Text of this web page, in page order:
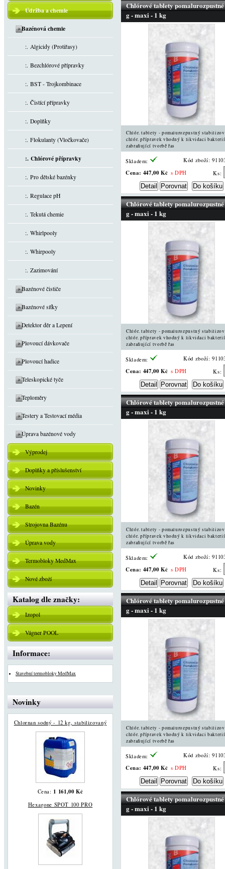
Údržba a chemie
Bazénová chemie
:. Algicidy (Protiřasy)
:. Bezchlórové přípravky
:. BST - Trojkombinace
:. Čistící přípravky
:. Doplňky
:. Flokulanty (Vločkovače)
:. Chlórové přípravky
:. Pro dětské bazénky
:. Regulace pH
:. Tekutá chemie
:. Whirlpooly
:. Whirpooly
:. Zazimování
Bazénové čističe
Bazénové síťky
Detektor děr a Lepení
Plovoucí dávkovače
Plovoucí hadice
Teleskopické tyče
Teploměry
Testery a Testovací média
Úprava bazénové vody
Výprodej
Doplňky a příslušenství
Novinky
Bazén
Strojovna Bazénu
Úprava vody
Termobloky MedMax
Nové zboží
Katalog dle značky:
Izopol
Vágner POOL
Informace:
Stavební termobloky MedMax
Novinky
Chlornan sodný - 12 kg, stabilizovaný
Cena: 1 161,00 Kč
Hexagone SPOT 100 PRO
Chlórové tablety
g - maxi - 1 kg
Chlór. tablety - pomalurozpustný
chlór. přípravek vhodný k likvidaci
zabraňující tvorbě řas
Skladem: Kód zboží:
Cena: 447,00 Kč s DPH Ks:
Chlórové tablety
g - maxi - 1 kg
Chlór. tablety - pomalurozpustný
chlór. přípravek vhodný k likvidaci
zabraňující tvorbě řas
Skladem: Kód zboží:
Cena: 447,00 Kč s DPH Ks:
Chlórové tablety
g - maxi - 1 kg
Chlór. tablety - pomalurozpustný
chlór. přípravek vhodný k likvidaci
zabraňující tvorbě řas
Skladem: Kód zboží:
Cena: 447,00 Kč s DPH Ks:
Chlórové tablety
g - maxi - 1 kg
Chlór. tablety - pomalurozpustný
chlór. přípravek vhodný k likvidaci
zabraňující tvorbě řas
Skladem: Kód zboží:
Cena: 447,00 Kč s DPH Ks:
Chlórové tablety
g - maxi - 1 kg